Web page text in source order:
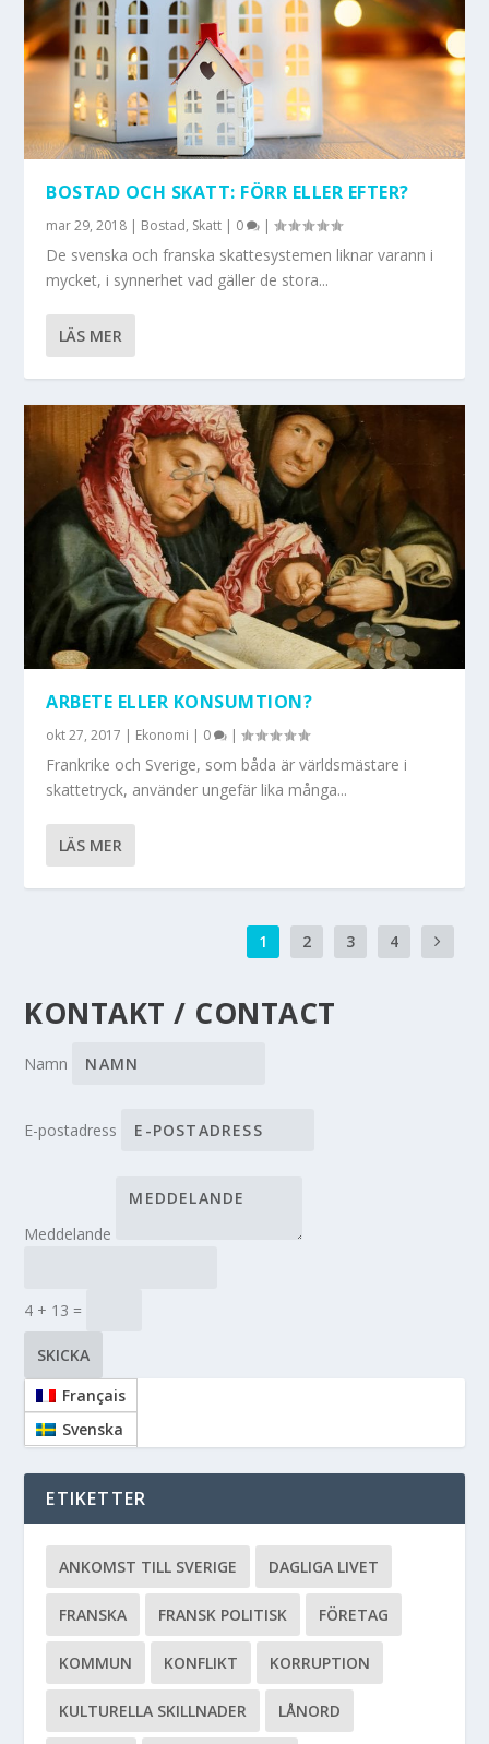
BOSTAD OCH SKATT: FÖRR ELLER EFTER?
mar 29, 2018 | Bostad, Skatt | 0 |
De svenska och franska skattesystemen liknar varann i
mycket, i synnerhet vad gäller de stora...
LÄS MER
ARBETE ELLER KONSUMTION?
okt 27, 2017 | Ekonomi | 0 |
Frankrike och Sverige, som båda är världsmästare i
skattetryck, använder ungefär lika många...
LÄS MER
1 2 3 4
KONTAKT / CONTACT
Namn
E-postadress
Meddelande
4 + 13 =
SKICKA
Français
Svenska
ETIKETTER
ANKOMST TILL SVERIGE DAGLIGA LIVET
FRANSKA FRANSK POLITISK FÖRETAG
KOMMUN KONFLIKT KORRUPTION
KULTURELLA SKILLNADER LÅNORD